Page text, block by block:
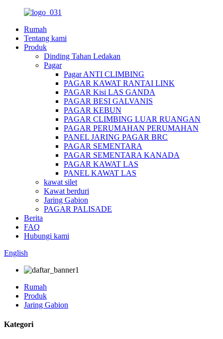
Rumah
Tentang kami
Produk
Dinding Tahan Ledakan
Pagar
Pagar ANTI CLIMBING
PAGAR KAWAT RANTAI LINK
PAGAR Kisi LAS GANDA
PAGAR BESI GALVANIS
PAGAR KEBUN
PAGAR CLIMBING LUAR RUANGAN
PAGAR PERUMAHAN PERUMAHAN
PANEL JARING PAGAR BRC
PAGAR SEMENTARA
PAGAR SEMENTARA KANADA
PAGAR KAWAT LAS
PANEL KAWAT LAS
kawat silet
Kawat berduri
Jaring Gabion
PAGAR PALISADE
Berita
FAQ
Hubungi kami
English
Rumah
Produk
Jaring Gabion
Kategori